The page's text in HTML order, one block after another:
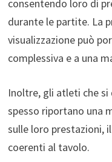
consentendo loro di
durante le partite. La
visualizzazione può
complessiva e a una
Inoltre, gli atleti che si
spesso riportano una
sulle loro prestazioni,
coerenti al tavolo.